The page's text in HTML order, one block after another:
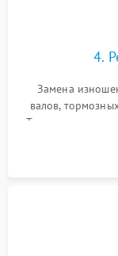
4.
Замена
валов,
Тщательная
лазера